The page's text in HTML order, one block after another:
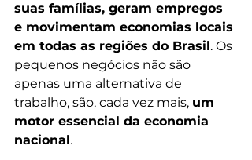
suas famílias, geram empregos
e movimentam economias locais
em todas as regiões do Brasil. Os
pequenos negócios não são
apenas uma alternativa de
trabalho, são, cada vez mais, um
motor essencial da economia
nacional.